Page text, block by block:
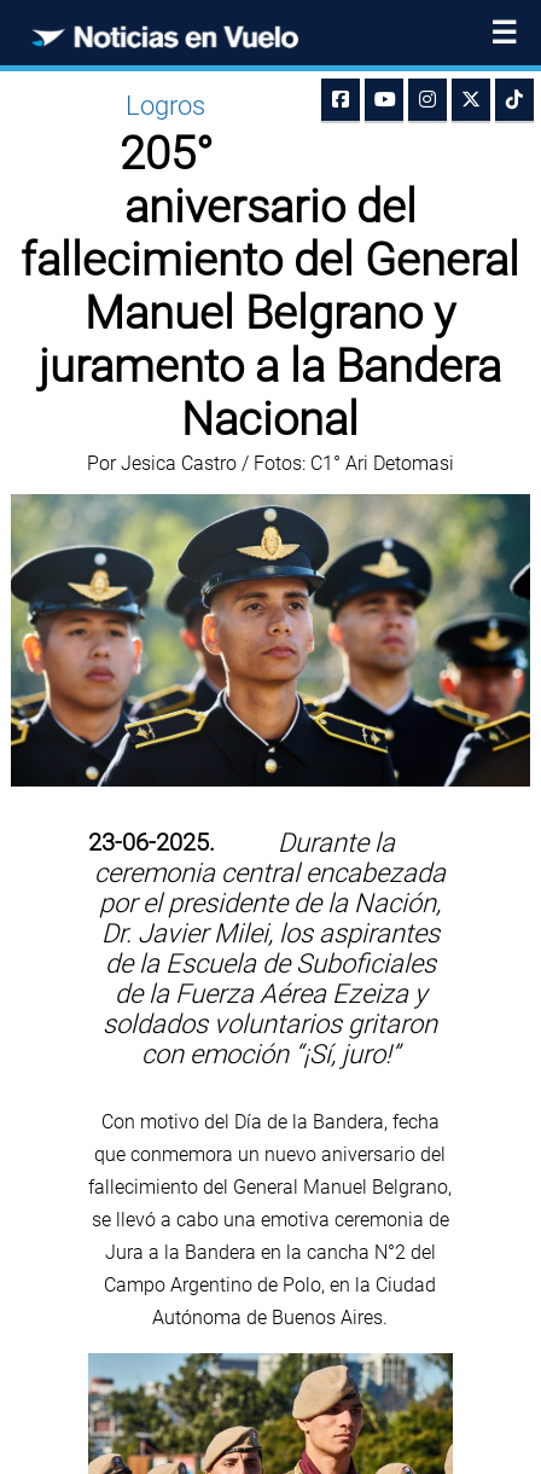
☰
Logros
205°
aniversario del
fallecimiento del General
Manuel Belgrano y
juramento a la Bandera
Nacional
Por Jesica Castro / Fotos: C1° Ari Detomasi
23-06-2025.
Durante la
ceremonia central encabezada
por el presidente de la Nación,
Dr. Javier Milei, los aspirantes
de la Escuela de Suboficiales
de la Fuerza Aérea Ezeiza y
soldados voluntarios gritaron
con emoción “¡Sí, juro!”
Con motivo del Día de la Bandera, fecha
que conmemora un nuevo aniversario del
fallecimiento del General Manuel Belgrano,
se llevó a cabo una emotiva ceremonia de
Jura a la Bandera en la cancha N°2 del
Campo Argentino de Polo, en la Ciudad
Autónoma de Buenos Aires.